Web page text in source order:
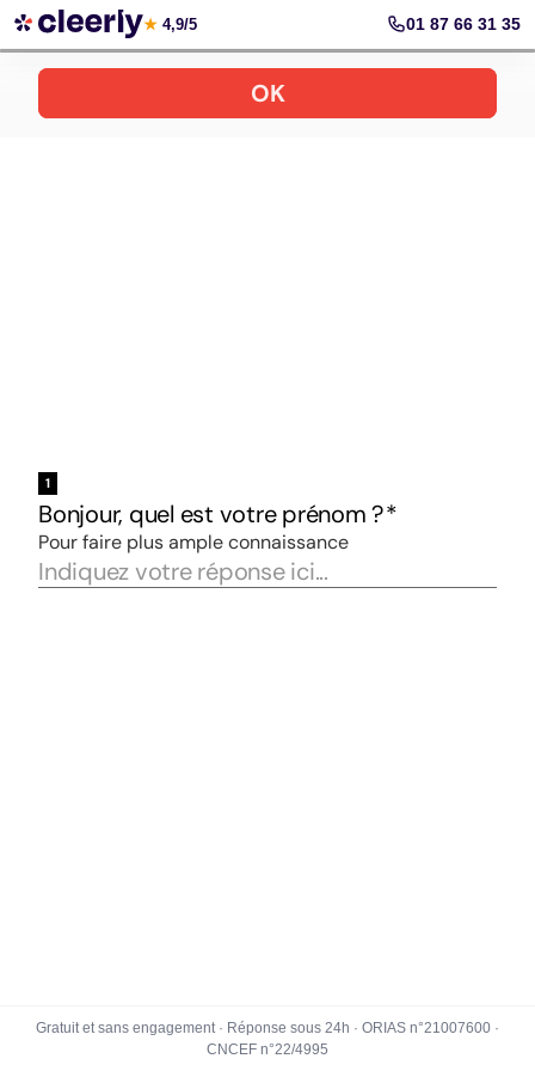
Votre simulation gratuite et personnalisée
★ 4,9/5 01 87 66 31 35
Gratuit et sans engagement · Réponse sous 24h · ORIAS n°21007600 ·
CNCEF n°22/4995